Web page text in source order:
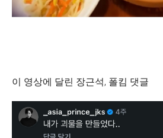
이 영상에 달린 장근석, 폴킴 댓글